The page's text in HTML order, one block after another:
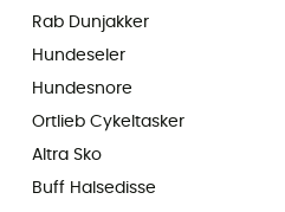
Rab Dunjakker
Hundeseler
Hundesnore
Ortlieb Cykeltasker
Altra Sko
Buff Halsedisse